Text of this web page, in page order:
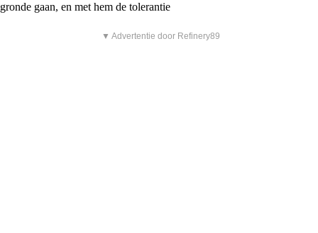
gronde gaan, en met hem de tolerantie
▼ Advertentie door Refinery89